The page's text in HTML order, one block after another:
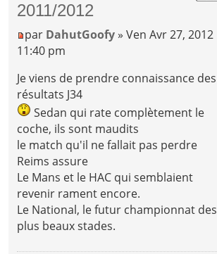
2011/2012
par DahutGoofy » Ven Avr 27, 2012
11:40 pm
Je viens de prendre connaissance des
résultats J34
Sedan qui rate complètement le
coche, ils sont maudits
le match qu'il ne fallait pas perdre
Reims assure
Le Mans et le HAC qui semblaient
revenir rament encore.
Le National, le futur championnat des
plus beaux stades.